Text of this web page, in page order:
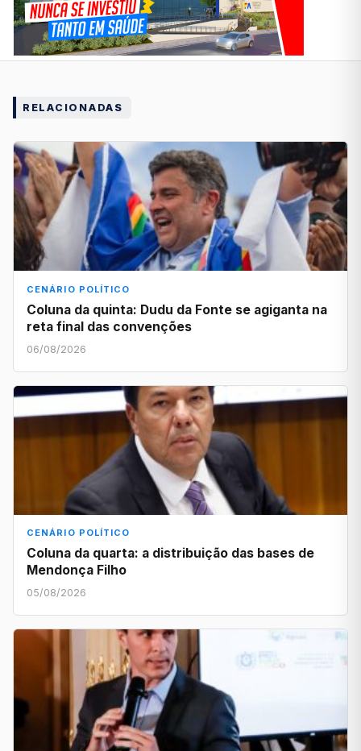
RELACIONADAS
CENÁRIO POLÍTICO
Coluna da quinta: Dudu da Fonte se agiganta na
reta final das convenções
06/08/2026
CENÁRIO POLÍTICO
Coluna da quarta: a distribuição das bases de
Mendonça Filho
05/08/2026